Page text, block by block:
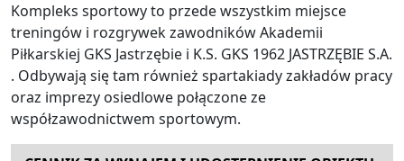
Kompleks sportowy to przede wszystkim miejsce
treningów i rozgrywek zawodników Akademii
Piłkarskiej GKS Jastrzębie i K.S. GKS 1962 JASTRZĘBIE S.A.
. Odbywają się tam również spartakiady zakładów pracy
oraz imprezy osiedlowe połączone ze
współzawodnictwem sportowym.